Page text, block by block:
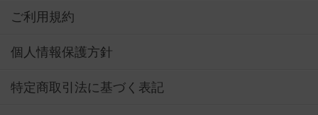
ご利用規約
個人情報保護方針
特定商取引法に基づく表記